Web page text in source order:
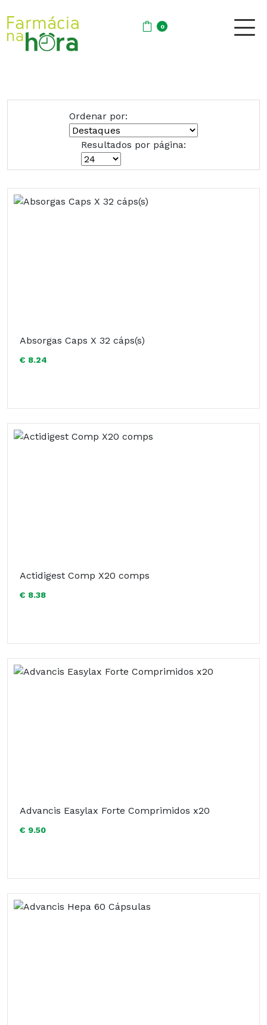
0
Ordenar por:
Resultados por página:
Absorgas Caps X 32 cáps(s)
€ 8.24
Actidigest Comp X20 comps
€ 8.38
Advancis Easylax Forte Comprimidos x20
€ 9.50